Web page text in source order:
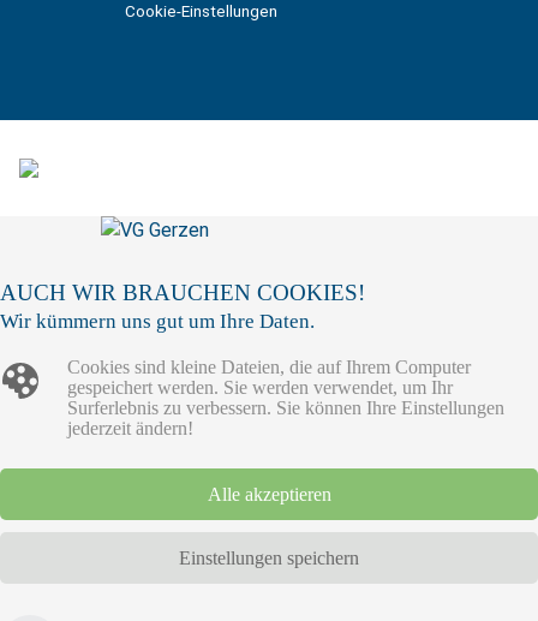
Cookie-Einstellungen
AUCH WIR BRAUCHEN COOKIES!
Wir kümmern uns gut um Ihre Daten.
Cookies sind kleine Dateien, die auf Ihrem Computer
gespeichert werden. Sie werden verwendet, um Ihr
Surferlebnis zu verbessern. Sie können Ihre Einstellungen
jederzeit ändern!
Alle akzeptieren
Einstellungen speichern